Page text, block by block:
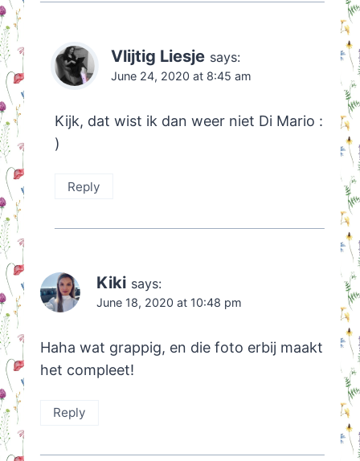
Vlijtig Liesje says:
June 24, 2020 at 8:45 am
Kijk, dat wist ik dan weer niet Di Mario :
)
Reply
Kiki says:
June 18, 2020 at 10:48 pm
Haha wat grappig, en die foto erbij maakt
het compleet!
Reply